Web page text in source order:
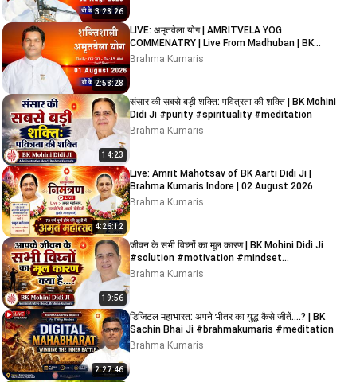
3:28:26
2:58:28
LIVE: अमृतवेला योग | AMRITVELA YOG
COMMENATRY | Live From Madhuban | BK
Rupesh Bhai Ji | 01/08/2026
Brahma Kumaris
14:23
संसार की सबसे बड़ी शक्ति: पवित्रता की शक्ति | BK Mohini
Didi Ji #purity #spirituality #meditation
Brahma Kumaris
4:26:12
Live: Amrit Mahotsav of BK Aarti Didi Ji |
Brahma Kumaris Indore | 02 August 2026
Brahma Kumaris
19:56
जीवन के सभी विघ्नों का मूल कारण | BK Mohini Didi Ji
#solution #motivation #mindset
#meditation
Brahma Kumaris
2:27:46
डिजिटल महाभारत: अपने भीतर का युद्ध कैसे जीतें....? | BK
Sachin Bhai Ji #brahmakumaris #meditation
Brahma Kumaris